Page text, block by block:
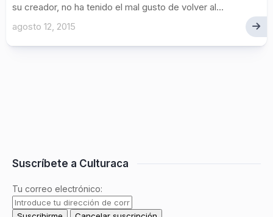
su creador, no ha tenido el mal gusto de volver al...
agosto 12, 2015
Suscríbete a Culturaca
Tu correo electrónico: